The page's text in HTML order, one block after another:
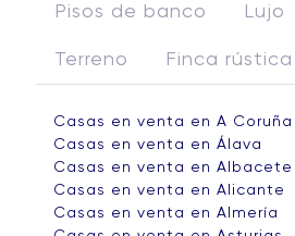
Pisos de banco Lujo
Terreno Finca rústica
Casas en venta en A Coruña
Casas en venta en Álava
Casas en venta en Albacete
Casas en venta en Alicante
Casas en venta en Almería